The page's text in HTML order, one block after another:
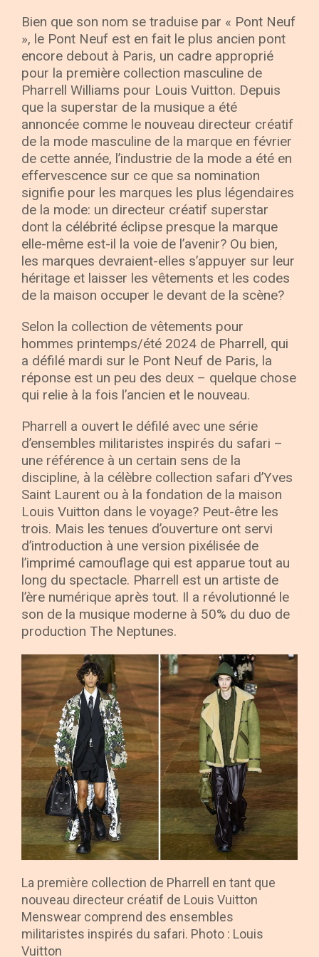
Bien que son nom se traduise par « Pont Neuf
», le Pont Neuf est en fait le plus ancien pont
encore debout à Paris, un cadre approprié
pour la première collection masculine de
Pharrell Williams pour Louis Vuitton. Depuis
que la superstar de la musique a été
annoncée comme le nouveau directeur créatif
de la mode masculine de la marque en février
de cette année, l’industrie de la mode a été en
effervescence sur ce que sa nomination
signifie pour les marques les plus légendaires
de la mode: un directeur créatif superstar
dont la célébrité éclipse presque la marque
elle-même est-il la voie de l’avenir? Ou bien,
les marques devraient-elles s’appuyer sur leur
héritage et laisser les vêtements et les codes
de la maison occuper le devant de la scène?
Selon la collection de vêtements pour
hommes printemps/été 2024 de Pharrell, qui
a défilé mardi sur le Pont Neuf de Paris, la
réponse est un peu des deux – quelque chose
qui relie à la fois l’ancien et le nouveau.
Pharrell a ouvert le défilé avec une série
d’ensembles militaristes inspirés du safari –
une référence à un certain sens de la
discipline, à la célèbre collection safari d’Yves
Saint Laurent ou à la fondation de la maison
Louis Vuitton dans le voyage? Peut-être les
trois. Mais les tenues d’ouverture ont servi
d’introduction à une version pixélisée de
l’imprimé camouflage qui est apparue tout au
long du spectacle. Pharrell est un artiste de
l’ère numérique après tout. Il a révolutionné le
son de la musique moderne à 50% du duo de
production The Neptunes.
La première collection de Pharrell en tant que
nouveau directeur créatif de Louis Vuitton
Menswear comprend des ensembles
militaristes inspirés du safari. Photo : Louis
Vuitton